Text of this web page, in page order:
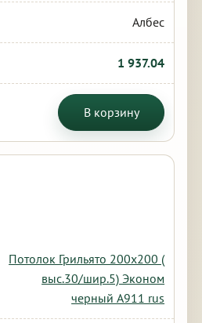
Албес
1 937.04
В корзину
Потолок Грильято 200х200 (
выс.30/шир.5) Эконом
черный А911 rus